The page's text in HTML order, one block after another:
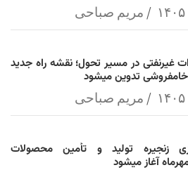
مریم صباحی
غیرنفتی در مسیر تحول؛ نقشه راه جدید
خامفروشی تدوین میشود
مریم صباحی
زنجیره تولید و تأمین محصولات
آغاز میشود